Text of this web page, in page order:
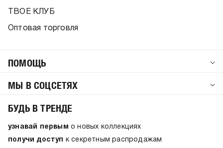
ТВОЕ КЛУБ
Оптовая торговля
ПОМОЩЬ
МЫ В СОЦСЕТЯХ
БУДЬ В ТРЕНДЕ
узнавай первым о новых коллекциях
получи доступ
к секретным распродажам